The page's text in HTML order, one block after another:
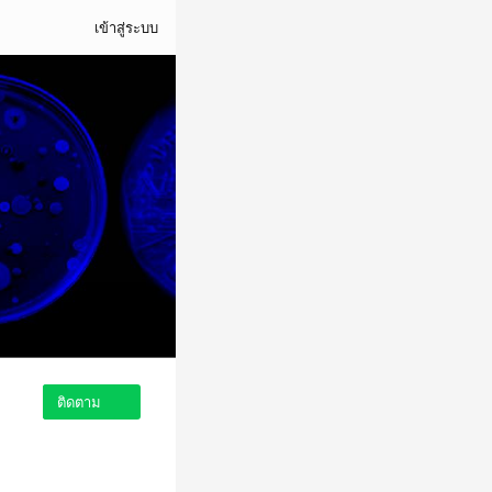
เข้าสู่ระบบ
ติดตาม